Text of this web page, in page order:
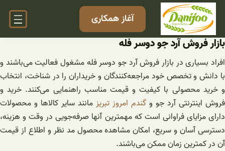
رفتن
محتوا
آغاز همکاری
بازار فروش آرد جو دوسر فله
افراد بسیاری در بازار فروش آرد جو دوسر فله مشغول فعالیت می‌باشند و
با دانش و تخصص خود مراجعه‌کنندگان و خریداران را در شناخت، انتخاب
و خرید محصولی با کیفیت و قیمت مناسب راهنمایی می‌کنند. خرید و
فروش اینترنتی آرد جو و گندم امروز تبریز مانند سایر کالاها و محصولات
دارای مزایای فراوانی است که مهمترین آنها صرفه‌جویی در وقت و هزینه،
دسترسی آسان و سریع، امکان مشاهده محصول مد نظر و اطلاع از قیمت
آن در کمترین زمان ممکن می‌باشند.